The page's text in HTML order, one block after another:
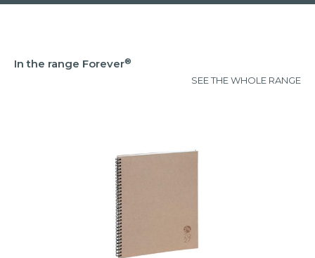
In the range Forever®
SEE THE WHOLE RANGE